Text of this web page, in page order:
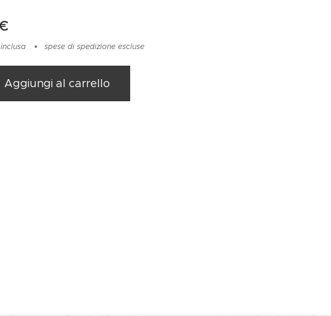
spese di spedizione escluse
Aggiungi al carrello